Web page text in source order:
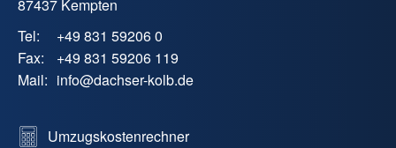
87437 Kempten
Tel:
+49 831 59206 0
Fax:
+49 831 59206 119
Mail: info@dachser-kolb.de
Umzugskostenrechner